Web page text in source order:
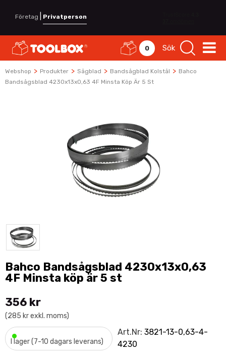
Företag Privatperson
0 Sök
Webshop > Produkter > Sågblad > Bandsågblad Kolstål > Bahco
Bandsågsblad 4230x13x0,63 4F Minsta Köp Är 5 St
Bahco Bandsågsblad 4230x13x0,63
4F Minsta köp är 5 st
356 kr
(285 kr exkl. moms)
•I lager (7-10 dagars leverans)
Art.Nr:3821-13-0,63-4-
4230